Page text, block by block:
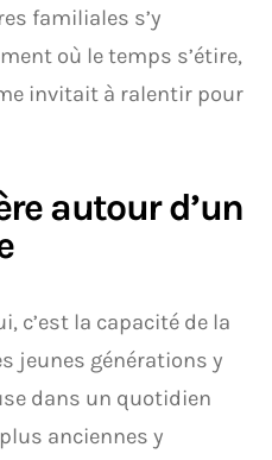
familiales s’y
où le temps s’étire,
invitait à ralentir pour
autour d’un
c’est la capacité de la
jeunes générations y
dans un quotidien
anciennes y